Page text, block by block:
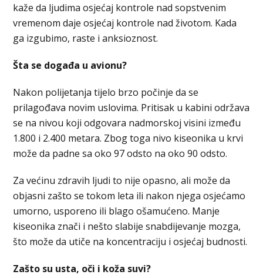
kaže da ljudima osjećaj kontrole nad sopstvenim
vremenom daje osjećaj kontrole nad životom. Kada
ga izgubimo, raste i anksioznost.
Šta se događa u avionu?
Nakon polijetanja tijelo brzo počinje da se
prilagođava novim uslovima. Pritisak u kabini održava
se na nivou koji odgovara nadmorskoj visini između
1.800 i 2.400 metara. Zbog toga nivo kiseonika u krvi
može da padne sa oko 97 odsto na oko 90 odsto.
Za većinu zdravih ljudi to nije opasno, ali može da
objasni zašto se tokom leta ili nakon njega osjećamo
umorno, usporeno ili blago ošamućeno. Manje
kiseonika znači i nešto slabije snabdijevanje mozga,
što može da utiče na koncentraciju i osjećaj budnosti.
Zašto su usta, oči i koža suvi?